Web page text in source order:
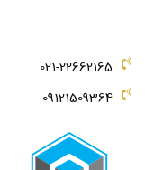
021-22662165
09121509364